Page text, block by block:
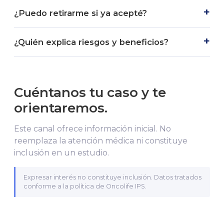
¿Puedo retirarme si ya acepté?
¿Quién explica riesgos y beneficios?
Cuéntanos tu caso y te
orientaremos.
Este canal ofrece información inicial. No
reemplaza la atención médica ni constituye
inclusión en un estudio.
Expresar interés no constituye inclusión. Datos tratados
conforme a la política de Oncolife IPS.